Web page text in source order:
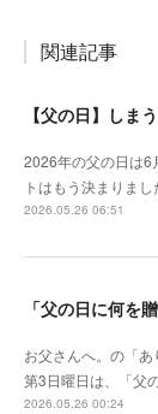
関連記事
2026年の父の日は6
トはもう決まりま
2026.05.26 06:51
お父さんへ。の「
第3日曜日は、「父
2026.05.26 00:24